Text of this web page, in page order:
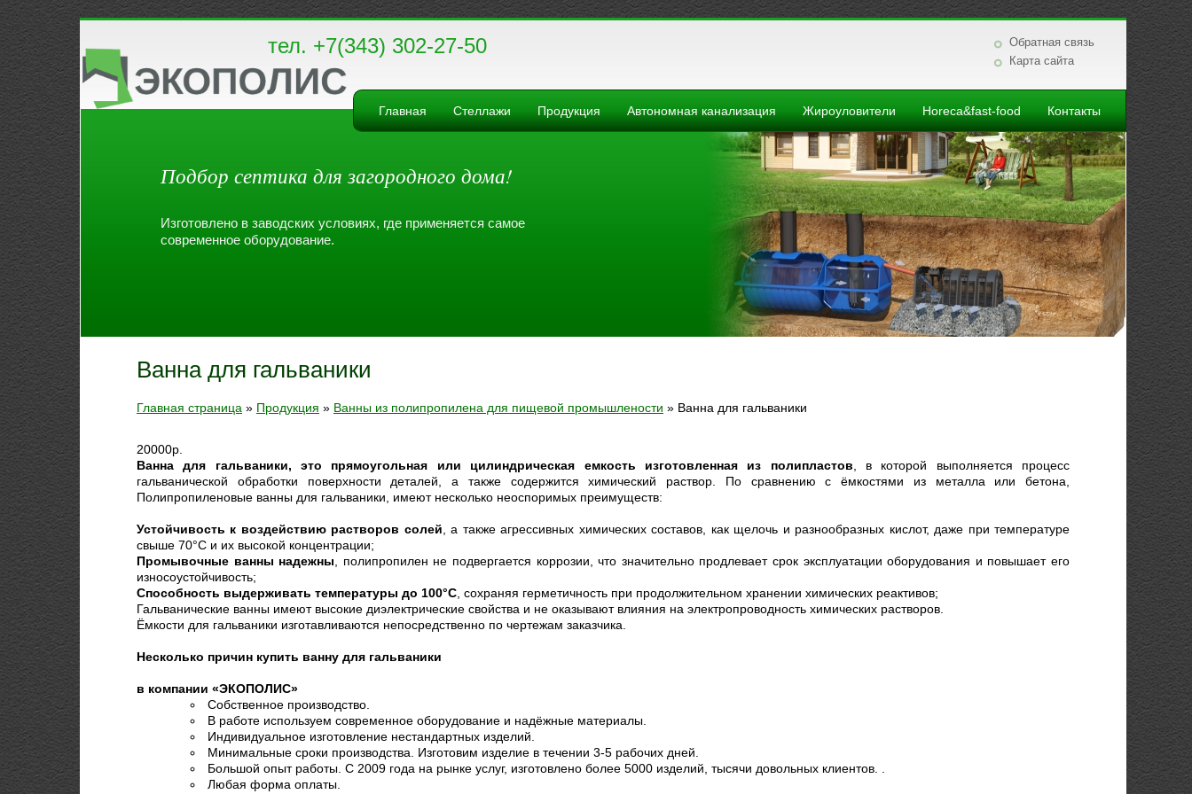
тел. +7(343) 302-27-50
Обратная связь
Карта сайта
Подбор септика для загородного дома!
Изготовлено в заводских условиях, где применяется самое
современное оборудование.
Главная Стеллажи Продукция Автономная канализация Жироуловители Horeca&fast-food Контакты
Ванна для гальваники
Главная страница » Продукция » Ванны из полипропилена для пищевой промышлености » Ванна для гальваники
20000р.
Ванна для гальваники, это прямоугольная или цилиндрическая емкость изготовленная из полипластов , в которой выполняется процесс
гальванической обработки поверхности деталей, а также содержится химический раствор. По сравнению с ёмкостями из металла или бетона,
Полипропиленовые ванны для гальваники, имеют несколько неоспоримых преимуществ:
Устойчивость к воздействию растворов солей , а также агрессивных химических составов, как щелочь и разнообразных кислот, даже при температуре
свыше 70°С и их высокой концентрации;
Промывочные ванны надежны , полипропилен не подвергается коррозии, что значительно продлевает срок эксплуатации оборудования и повышает его
износоустойчивость;
Способность выдерживать температуры до 100°С , сохраняя герметичность при продолжительном хранении химических реактивов;
Гальванические ванны имеют высокие диэлектрические свойства и не оказывают влияния на электропроводность химических растворов.
Ёмкости для гальваники изготавливаются непосредственно по чертежам заказчика.
Несколько причин купить ванну для гальваники
в компании «ЭКОПОЛИС»
Собственное производство.
В работе используем современное оборудование и надёжные материалы.
Индивидуальное изготовление нестандартных изделий.
Минимальные сроки производства. Изготовим изделие в течении 3-5 рабочих дней.
Большой опыт работы. С 2009 года на рынке услуг, изготовлено более 5000 изделий, тысячи довольных клиентов. .
Любая форма оплаты.